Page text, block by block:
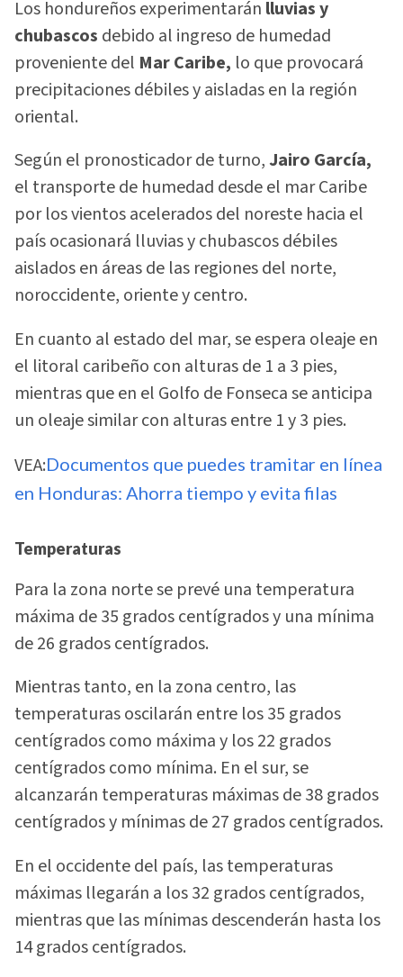
Los hondureños experimentarán lluvias y
chubascos debido al ingreso de humedad
proveniente del Mar Caribe, lo que provocará
precipitaciones débiles y aisladas en la región
oriental.
Según el pronosticador de turno,Jairo García,
el transporte de humedad desde el mar Caribe
por los vientos acelerados del noreste hacia el
país ocasionará lluvias y chubascos débiles
aislados en áreas de las regiones del norte,
noroccidente, oriente y centro.
En cuanto al estado del mar, se espera oleaje en
el litoral caribeño con alturas de 1 a 3 pies,
mientras que en el Golfo de Fonseca se anticipa
un oleaje similar con alturas entre 1 y 3 pies.
VEA:Documentos que puedes tramitar en línea
en Honduras: Ahorra tiempo y evita filas
Temperaturas
Para la zona norte se prevé una temperatura
máxima de 35 grados centígrados y una mínima
de 26 grados centígrados.
Mientras tanto, en la zona centro, las
temperaturas oscilarán entre los 35 grados
centígrados como máxima y los 22 grados
centígrados como mínima. En el sur, se
alcanzarán temperaturas máximas de 38 grados
centígrados y mínimas de 27 grados centígrados.
En el occidente del país, las temperaturas
máximas llegarán a los 32 grados centígrados,
mientras que las mínimas descenderán hasta los
14 grados centígrados.